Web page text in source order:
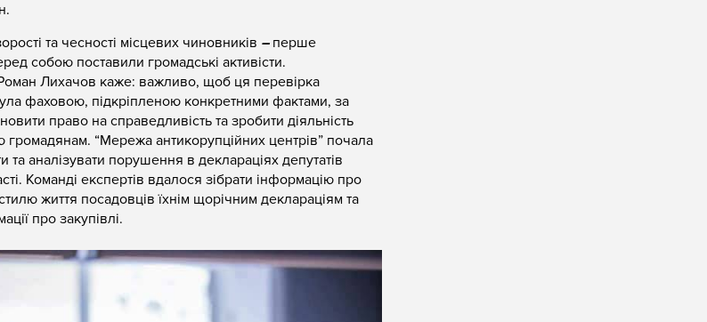
та чесності місцевих чиновників –перше
собою поставили громадські активісти.
Лихачов каже: важливо, щоб ця перевірка
фаховою, підкріпленою конкретними фактами, за
право на справедливість та зробити діяльність
громадянам. “Мережа антикорупційних центрів” почала
та аналізувати порушення в деклараціях депутатів
Команді експертів вдалося зібрати інформацію про
життя посадовців їхнім щорічним деклараціям та
про закупівлі.